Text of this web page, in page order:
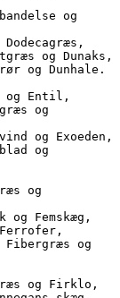
Dodecagræs,
og Dunaks,
og Entil,
og Femskæg,
Ferrofer,
og Firklo,